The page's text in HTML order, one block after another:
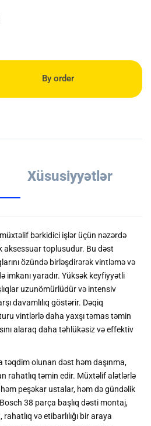
By order
Xüsusiyyətlər
bərkidici işlər üçün nəzərdə
toplusudur. Bu dəst
özündə birləşdirərək vintləmə və
imkanı yaradır. Yüksək keyfiyyətli
uzunömürlüdür və intensiv
davamlılıq göstərir. Dəqiq
vintlərlə daha yaxşı təmas təmin
alaraq daha təhlükəsiz və effektiv
olunan dəst həm daşınma,
rahatlıq təmin edir. Müxtəlif alətlərlə
peşəkar ustalar, həm də gündəlik
38 parça başlıq dəsti montaj,
və etibarlılığı bir araya